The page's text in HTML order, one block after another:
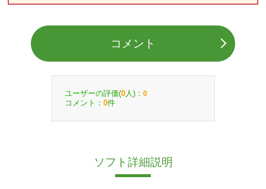
コメント
ユーザーの評価(0 人)： 0
コメント： 0件
ソフト詳細説明